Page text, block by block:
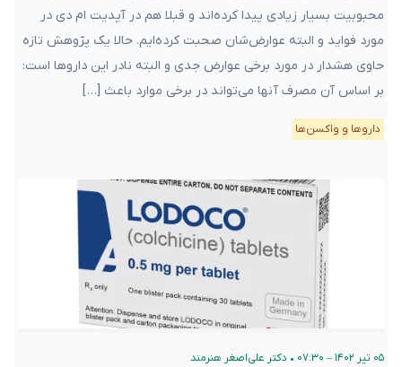
محبوبیت بسیار زیادی پیدا کرده‌اند و قبلا هم در آپدیت ام دی در
مورد فواید و البته عوارض‌شان صحبت کرده‌ایم. حالا یک پژوهش تازه
حاوی هشدار در مورد برخی عوارض جدی و البته نادر این داروها است:
بر اساس آن مصرف آنها می‌تواند در برخی موارد باعث […]
دارو‌ها و واکسن‌ها
۰۵ تیر ۱۴۰۲ – ۰۷:۳۰ • دکتر علی‌اصغر هنرمند